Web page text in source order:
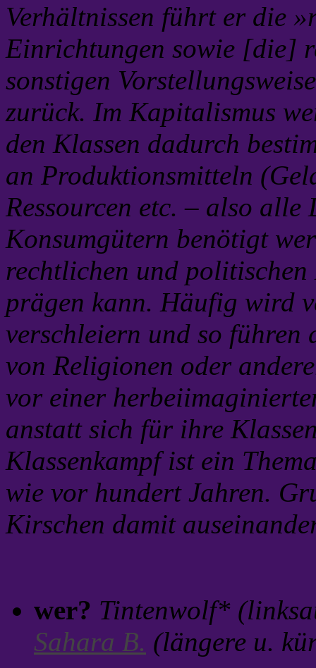
Verhältnissen führt er die
Einrichtungen sowie [die]
sonstigen
zurück. Im Kapitalismus
den Klassen dadurch
an Produktionsmitteln
Ressourcen etc. – also
Konsumgütern benötigt
rechtlichen und
prägen kann. Häufig wird
verschleiern und so führen
von Religionen oder
vor einer
anstatt sich für ihre
Klassenkampf ist ein
wie vor hundert Jahren.
Kirschen damit
wer? Tintenwolf*
Sahara B. (längere u.